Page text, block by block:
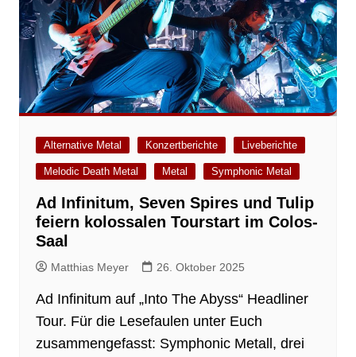
Alternative Metal Konzertberichte Liveberichte
Melodic Death Metal Metal Symphonic Metal
Ad Infinitum, Seven Spires und Tulip
feiern kolossalen Tourstart im Colos-
Saal
Matthias Meyer 26. Oktober 2025
Ad Infinitum auf „Into The Abyss“ Headliner
Tour. Für die Lesefaulen unter Euch
zusammengefasst: Symphonic Metall, drei